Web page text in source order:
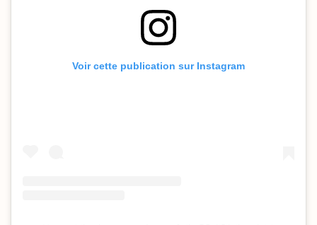
Voir cette publication sur Instagram